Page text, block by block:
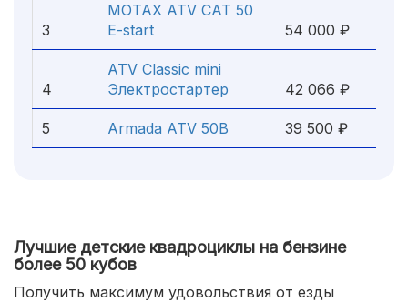
3
MOTAX ATV CAT 50
E-start
54 000 ₽
4
ATV Classic mini
Электростартер
42 066 ₽
5 Armada ATV 50B 39 500 ₽
Лучшие детские квадроциклы на бензине
более 50 кубов
Получить максимум удовольствия от езды